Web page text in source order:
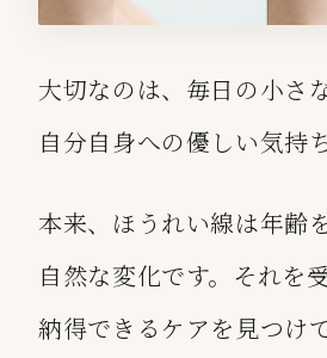
大切なのは、毎日の小さ
自分自身への優しい気持
本来、ほうれい線は年齢
自然な変化です。それを
納得できるケアを見つけ